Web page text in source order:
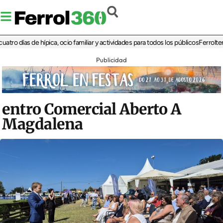
de hípica, ocio familiar y actividades para todos los públicosFerrolterra
Publicidad
entro Comercial Aberto A
Magdalena